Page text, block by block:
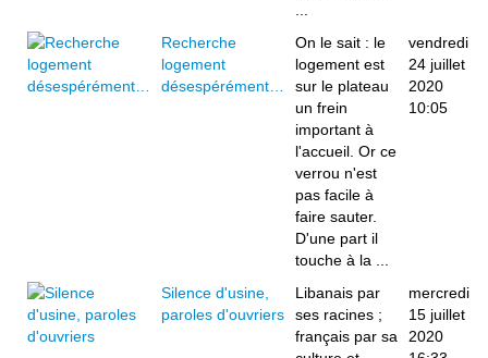
Recherche
logement
désespérément…
On le sait : le
logement est
sur le plateau
un frein
important à
l'accueil. Or ce
verrou n'est
pas facile à
faire sauter.
D'une part il
touche à la ...
vendredi
24 juillet
2020
10:05
Silence d'usine,
paroles d'ouvriers
Libanais par
ses racines ;
français par sa
mercredi
15 juillet
2020